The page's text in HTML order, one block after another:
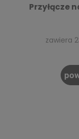
Przyłącze
zawiera